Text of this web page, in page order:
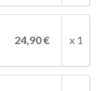
24,90 € x 1